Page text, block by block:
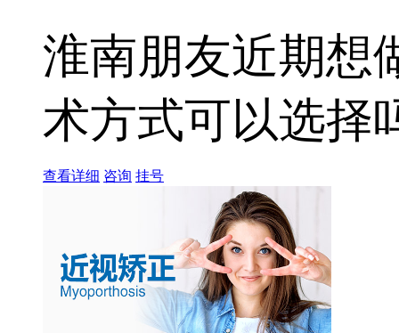
淮南朋友近期想
术方式可以选择
查看详细 咨询 挂号